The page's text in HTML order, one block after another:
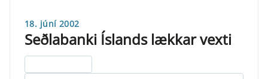
18. júní 2002
Seðlabanki Íslands lækkar vexti